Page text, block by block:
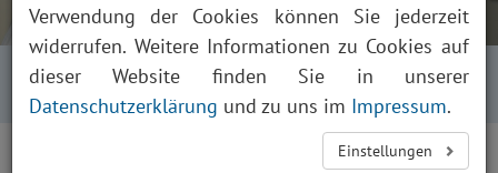
Startseite Über uns
Aktuelles
Presse und News
Aktuelles Detailansicht
Verwendung der Cookies können Sie jederzeit
widerrufen. Weitere Informationen zu Cookies auf
dieser Website finden Sie in unserer
Datenschutzerklärung und zu uns im Impressum.
Einstellungen